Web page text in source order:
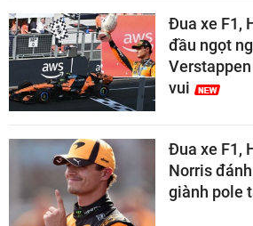
Đua xe F1,
đầu ngọt
vui
Đua xe F1,
Norris
giành pole